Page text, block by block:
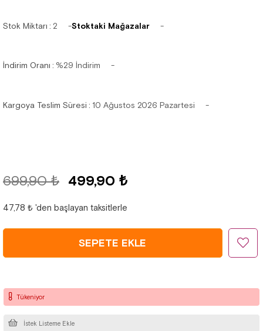
Stok Miktarı : 2 Stoktaki Mağazalar
İndirim Oranı : %29 İndirim
Kargoya Teslim Süresi : 10 Ağustos 2026 Pazartesi
699,90 ₺ 499,90 ₺
47,78 ₺ 'den başlayan taksitlerle
Tükeniyor
İstek Listeme Ekle